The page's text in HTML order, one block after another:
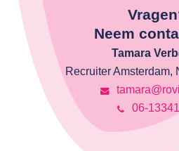
Neem
Tamara
Recruiter Amsterdam,
06-